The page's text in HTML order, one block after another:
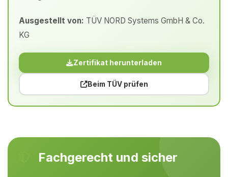
Ausgestellt von: TÜV NORD Systems GmbH & Co.
KG
Zertifikat herunterladen
Beim TÜV prüfen
Fachgerecht und sicher